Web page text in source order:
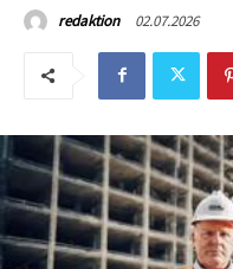
redaktion 02.07.2026